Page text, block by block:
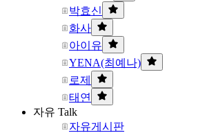
박효신
화사
아이유
YENA(최예나)
로제
태연
자유 Talk
자유게시판